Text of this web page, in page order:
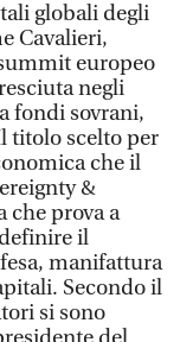
globali degli
Cavalieri,
europeo
negli
fondi sovrani,
titolo scelto per
che il
&
che prova a
il
manifattura
Secondo il
si sono